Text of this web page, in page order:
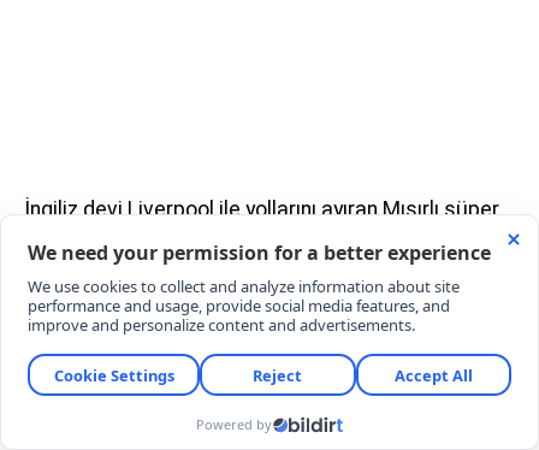
İngiliz devi Liverpool ile yollarını ayıran Mısırlı süper
kullandı. Golcü oyuncu, Bordo-Mavili ekip ile 2 yıllık
sözleşme imzaladı. Karadeniz ekibinin Salah'ı
kadrosuna katması dünya basının da gündemine
oturdu.
kariyerine Milan ya da Juventus gibi bir kulüpte